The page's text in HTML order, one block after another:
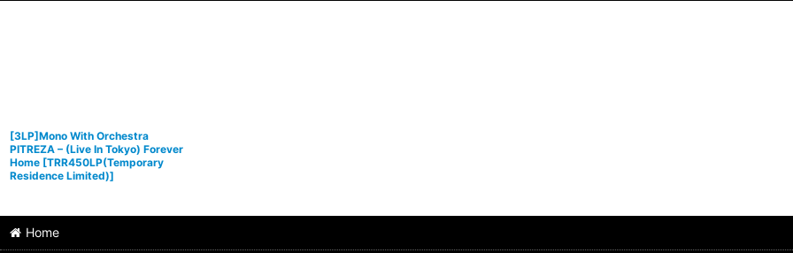
[3LP]Mono With Orchestra
PITREZA – (Live In Tokyo) Forever
Home [TRR450LP(Temporary
Residence Limited)]
Home